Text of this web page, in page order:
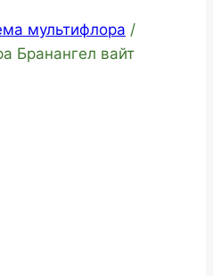
мультифлора /
Бранангел вайт